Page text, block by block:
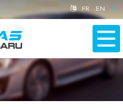
FR EN NL